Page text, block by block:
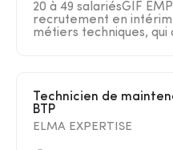
20 à 49 salariésGIF
recrutement en
métiers techniques, qui
BTP
ELMA EXPERTISE